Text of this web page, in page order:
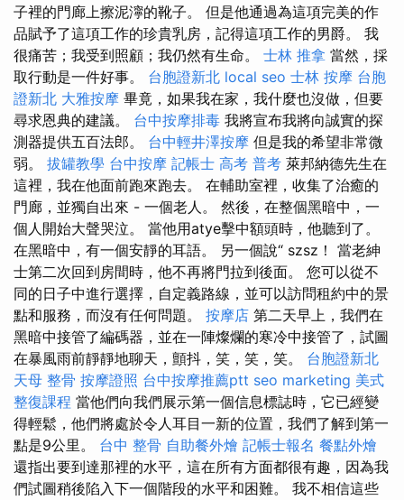
子裡的門廊上擦泥濘的靴子。 但是他通過為這項完美的作
品賦予了這項工作的珍貴乳房，記得這項工作的男爵。 我
很痛苦；我受到照顧；我仍然有生命。 士林 推拿 當然，採
取行動是一件好事。 台胞證新北 local seo 士林 按摩 台胞
證新北 大雅按摩 畢竟，如果我在家，我什麼也沒做，但要
尋求恩典的建議。 台中按摩排毒 我將宣布我將向誠實的探
測器提供五百法郎。 台中輕井澤按摩 但是我的希望非常微
弱。 拔罐教學 台中按摩 記帳士 高考 普考 萊邦納德先生在
這裡，我在他面前跑來跑去。 在輔助室裡，收集了治癒的
門廊，並獨自出來 - 一個老人。 然後，在整個黑暗中，一
個人開始大聲哭泣。 當他用atye擊中額頭時，他聽到了。
在黑暗中，有一個安靜的耳語。 另一個說“ szsz！ 當老紳
士第二次回到房間時，他不再將門拉到後面。 您可以從不
同的日子中進行選擇，自定義路線，並可以訪問租約中的景
點和服務，而沒有任何問題。 按摩店 第二天早上，我們在
黑暗中接管了編碼器，並在一陣燦爛的寒冷中接管了，試圖
在暴風雨前靜靜地聊天，顫抖，笑，笑，笑。 台胞證新北
天母 整骨 按摩證照 台中按摩推薦ptt seo marketing 美式
整復課程 當他們向我們展示第一個信息標誌時，它已經變
得輕鬆，他們將處於令人耳目一新的位置，我們了解到第一
點是9公里。 台中 整骨 自助餐外燴 記帳士報名 餐點外燴
還指出要到達那裡的水平，這在所有方面都很有趣，因為我
們試圖稍後陷入下一個階段的水平和困難。 我不相信這些